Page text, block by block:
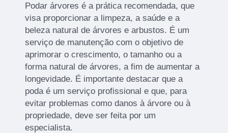
Podar árvores é a prática recomendada, que
visa proporcionar a limpeza, a saúde e a
beleza natural de árvores e arbustos. É um
serviço de manutenção com o objetivo de
aprimorar o crescimento, o tamanho ou a
forma natural de árvores, a fim de aumentar a
longevidade. É importante destacar que a
poda é um serviço profissional e que, para
evitar problemas como danos à árvore ou à
propriedade, deve ser feita por um
especialista.